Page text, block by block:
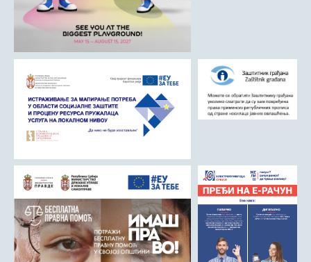
Државна управа и администрација
ГАЛЕРИЈА
Љубовија
Љубовија некад
Природа у Азбуковици
ВЕСТИ
ТУРИЗАМ
Соко град
Римски мост
Кањон Трешњице
Мали и Велики град
Мачков камен
Манастир Св. Николај Српски